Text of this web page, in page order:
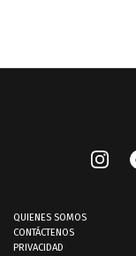
QUIENES SOMOS
CONTÁCTENOS
PRIVACIDAD